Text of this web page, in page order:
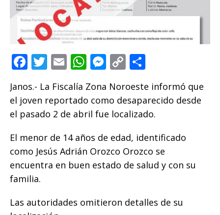
F
c
e
b
o
o
k
T
it
te
r
E
m
ai
l
W
at
s
A
p
p
M
ss
e
n
g
e
r
C
p
y
Li
n
k
m
p
ar
ti
r
Janos.- La Fiscalía Zona Noroeste informó que
el joven reportado como desaparecido desde
el pasado 2 de abril fue localizado.
El menor de 14 años de edad, identificado
como Jesús Adrián Orozco Orozco se
encuentra en buen estado de salud y con su
familia.
Las autoridades omitieron detalles de su